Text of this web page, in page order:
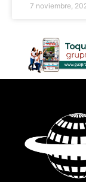
7 noviembre,